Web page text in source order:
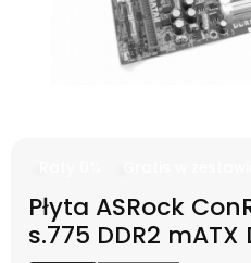
Płyta ASRock
s.775 DDR2 mATX